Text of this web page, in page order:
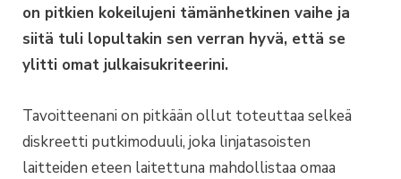
on pitkien kokeilujeni tämänhetkinen vaihe ja
siitä tuli lopultakin sen verran hyvä, että se
ylitti omat julkaisukriteerini.
Tavoitteenani on pitkään ollut toteuttaa selkeä
diskreetti putkimoduuli, joka linjatasoisten
laitteiden eteen laitettuna mahdollistaa omaa